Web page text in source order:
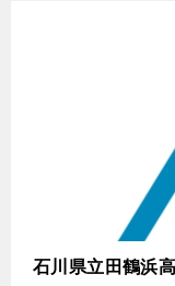
石川県立田鶴浜